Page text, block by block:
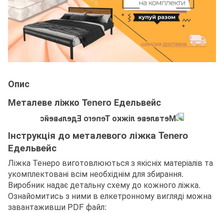
Опис
Металеве ліжко Tenero Едельвейс
Інструкція до металевого ліжка Tenero
Едельвейс
Ліжка Тенеро виготовлюються з якісніх матеріалів та
укомплектовані всім необхіднім для збирання.
Виробник надає детальну схему до кожного ліжка.
Ознайомитись з ними в елкетронному вигляді можна
завантаживши PDF файл: